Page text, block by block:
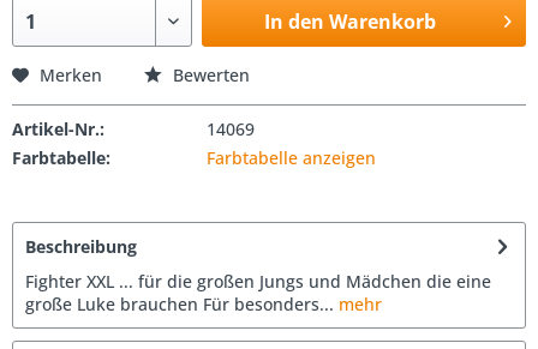
In den Warenkorb
Merken Bewerten
Artikel-Nr.:
14069
Farbtabelle:
Farbtabelle anzeigen
Beschreibung
Fighter XXL ... für die großen Jungs und Mädchen die eine
große Luke brauchen Für besonders... mehr